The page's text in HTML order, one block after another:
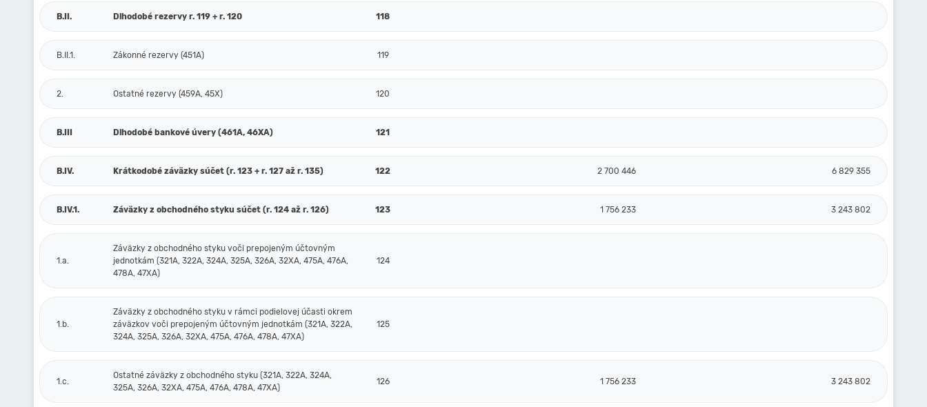
B.II. Dlhodobé rezervy r. 119 + r. 120 118
B.II.1. Zákonné rezervy (451A) 119
2. Ostatné rezervy (459A, 45X) 120
B.III Dlhodobé bankové úvery (461A, 46XA) 121
B.IV. Krátkodobé záväzky súčet (r. 123 + r. 127 až r. 135) 122 2 700 446 6 829 355
B.IV.1. Záväzky z obchodného styku súčet (r. 124 až r. 126) 123 1 756 233 3 243 802
1.a.
Záväzky z obchodného styku voči prepojeným účtovným
jednotkám (321A, 322A, 324A, 325A, 326A, 32XA, 475A, 476A,
478A, 47XA)
124
1.b.
Záväzky z obchodného styku v rámci podielovej účasti okrem
záväzkov voči prepojeným účtovným jednotkám (321A, 322A,
324A, 325A, 326A, 32XA, 475A, 476A, 478A, 47XA)
125
1.c.
Ostatné záväzky z obchodného styku (321A, 322A, 324A,
325A, 326A, 32XA, 475A, 476A, 478A, 47XA)
126 1 756 233 3 243 802